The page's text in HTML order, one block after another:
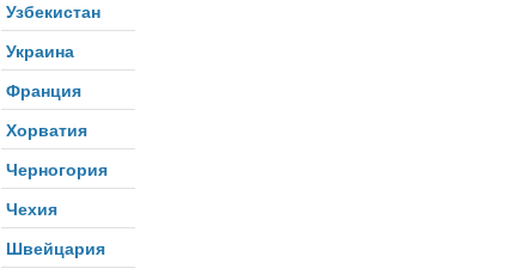
Узбекистан
Украина
Франция
Хорватия
Черногория
Чехия
Швейцария